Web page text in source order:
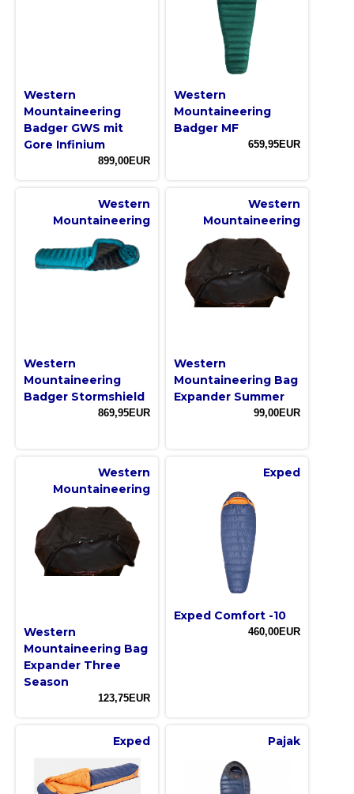
Western
Mountaineering
Badger GWS mit
Gore Infinium
899,00EUR
Western
Mountaineering
Badger MF
659,95EUR
Western
Mountaineering
Western
Mountaineering
Badger Stormshield
869,95EUR
Western
Mountaineering
Western
Mountaineering Bag
Expander Summer
99,00EUR
Western
Mountaineering
Western
Mountaineering Bag
Expander Three
Season
123,75EUR
Exped
Exped Comfort -10
460,00EUR
Exped Pajak